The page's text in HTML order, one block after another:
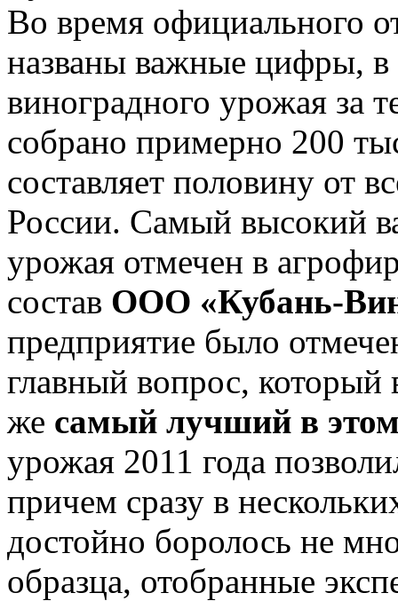
Во время официального
названы важные цифры, в
виноградного урожая за
собрано примерно 200
составляет половину от
России. Самый высокий
урожая отмечен в
состав ООО «Кубань-
предприятие было
главный вопрос, который
же самый лучший в
урожая 2011 года
причем сразу в
достойно боролось не
образца, отобранные